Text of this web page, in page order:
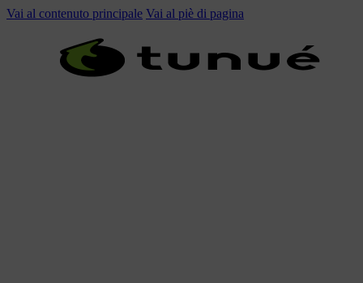
Vai al contenuto principale Vai al piè di pagina